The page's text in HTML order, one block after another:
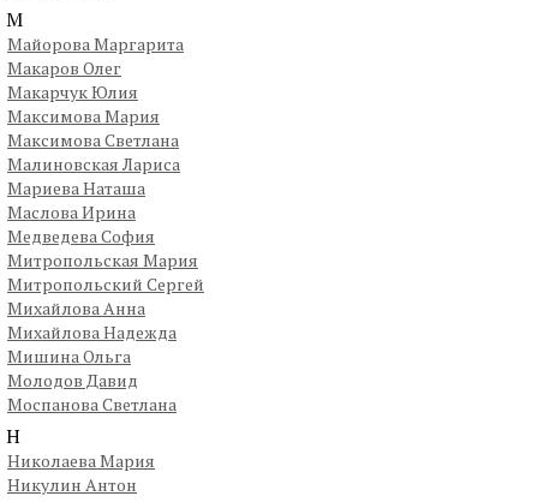
М
Майорова Маргарита
Макаров Олег
Макарчук Юлия
Максимова Мария
Максимова Светлана
Малиновская Лариса
Мариева Наташа
Маслова Ирина
Медведева София
Митропольская Мария
Митропольский Сергей
Михайлова Анна
Михайлова Надежда
Мишина Ольга
Молодов Давид
Моспанова Светлана
Н
Николаева Мария
Никулин Антон